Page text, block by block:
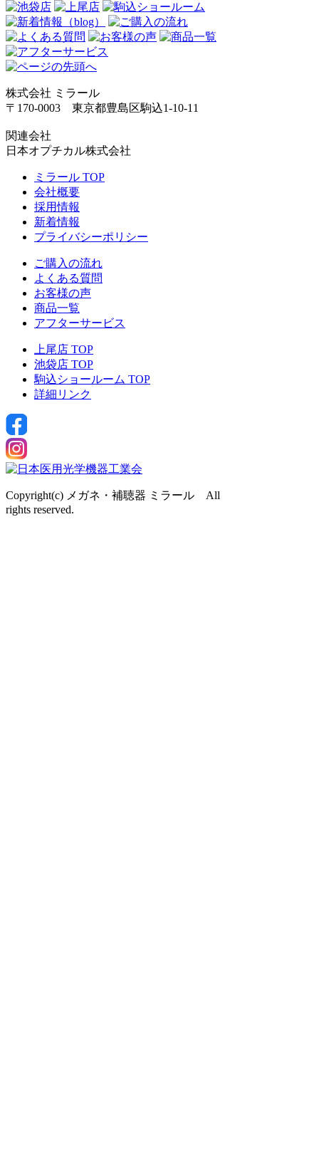
株式会社 ミラール
〒170-0003 東京都豊島区駒込1-10-11
関連会社
日本オプチカル株式会社
ミラール TOP
会社概要
採用情報
新着情報
プライバシーポリシー
ご購入の流れ
よくある質問
お客様の声
商品一覧
アフターサービス
上尾店 TOP
池袋店 TOP
駒込ショールーム TOP
詳細リンク
Copyright(c) メガネ・補聴器 ミラール All
rights reserved.